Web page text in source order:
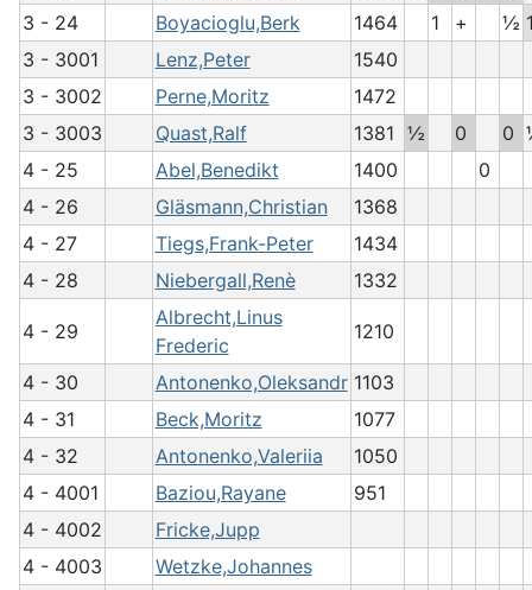
3 - 24
Boyacioglu,Berk 1464 1 + ½
3 - 3001
Lenz,Peter
1540
3 - 3002
Perne,Moritz
1472
3 - 3003
Quast,Ralf 1381 ½ 0 0
4 - 25
Abel,Benedikt 1400
0
4 - 26
Gläsmann,Christian
1368
4 - 27
Tiegs,Frank-Peter
1434
4 - 28
Niebergall,Renè 1332
4 - 29
Albrecht,Linus
Frederic
1210
4 - 30 Antonenko,Oleksandr 1103
4 - 31
Beck,Moritz
1077
4 - 32
Antonenko,Valeriia
1050
4 - 4001
Baziou,Rayane
951
4 - 4002
Fricke,Jupp
4 - 4003
Wetzke,Johannes